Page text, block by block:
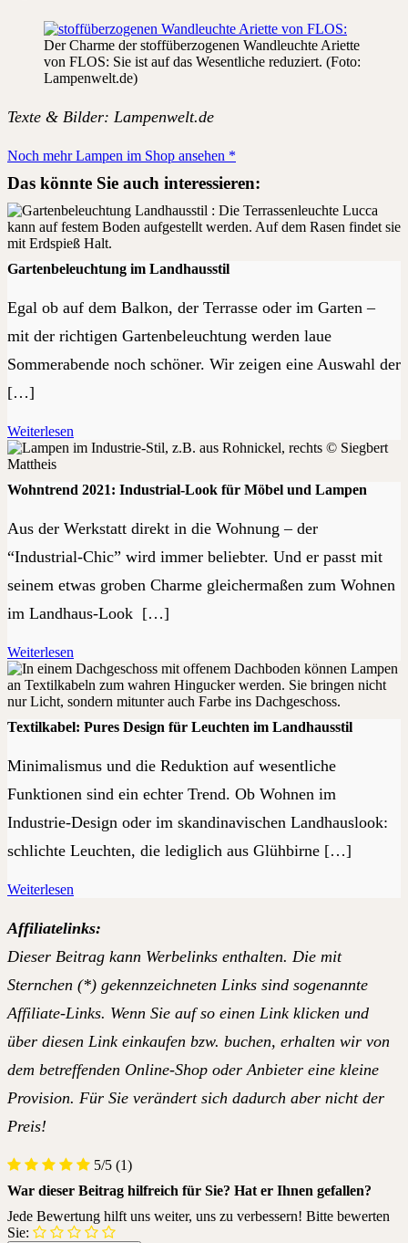
Der Charme der stoffüberzogenen Wandleuchte Ariette
von FLOS: Sie ist auf das Wesentliche reduziert. (Foto:
Lampenwelt.de)
Texte & Bilder: Lampenwelt.de
Noch mehr Lampen im Shop ansehen *
Das könnte Sie auch interessieren:
Gartenbeleuchtung im Landhausstil
Egal ob auf dem Balkon, der Terrasse oder im Garten –
mit der richtigen Gartenbeleuchtung werden laue
Sommerabende noch schöner. Wir zeigen eine Auswahl der
[…]
Weiterlesen
Wohntrend 2021: Industrial-Look für Möbel und Lampen
Aus der Werkstatt direkt in die Wohnung – der
“Industrial-Chic” wird immer beliebter. Und er passt mit
seinem etwas groben Charme gleichermaßen zum Wohnen
im Landhaus-Look […]
Weiterlesen
Textilkabel: Pures Design für Leuchten im Landhausstil
Minimalismus und die Reduktion auf wesentliche
Funktionen sind ein echter Trend. Ob Wohnen im
Industrie-Design oder im skandinavischen Landhauslook:
schlichte Leuchten, die lediglich aus Glühbirne […]
Weiterlesen
Affiliatelinks:
Dieser Beitrag kann Werbelinks enthalten. Die mit
Sternchen (*) gekennzeichneten Links sind sogenannte
Affiliate-Links. Wenn Sie auf so einen Link klicken und
über diesen Link einkaufen bzw. buchen, erhalten wir von
dem betreffenden Online-Shop oder Anbieter eine kleine
Provision. Für Sie verändert sich dadurch aber nicht der
Preis!
5/5 (1)
War dieser Beitrag hilfreich für Sie? Hat er Ihnen gefallen?
Jede Bewertung hilft uns weiter, uns zu verbessern! Bitte bewerten
Sie: